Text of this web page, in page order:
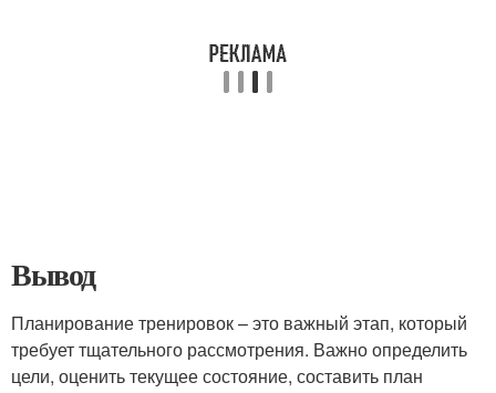
Вывод
Планирование тренировок – это важный этап, который
требует тщательного рассмотрения. Важно определить
цели, оценить текущее состояние, составить план